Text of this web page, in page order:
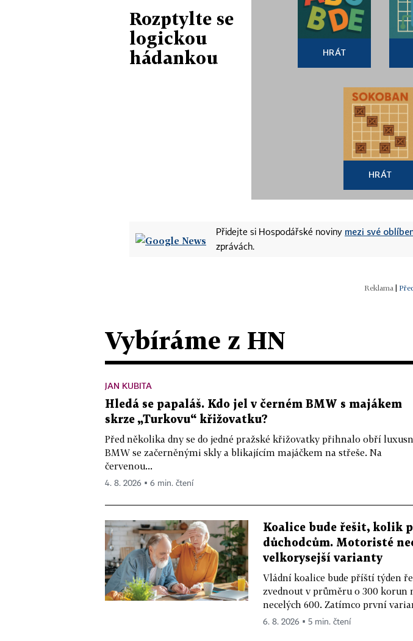
Rozptylte se
logickou
hádankou
HRÁT
HRÁT
Přidejte si Hospodářské noviny mezi své
zprávách.
|
Vybíráme z HN
JAN KUBITA
Hledá se papaláš. Kdo jel v černém BMW s majákem
skrze „Turkovu“ křižovatku?
Před několika dny se do jedné pražské křižovatky přihnalo obří
BMW se začerněnými skly a blikajícím majáčkem na střeše. Na
červenou...
4. 8. 2026 ▪ 6 min. čtení
Koalice bude řešit, kolik
důchodcům. Motoristé
velkorysejší varianty
Vládní koalice bude příští týden
zvednout v průměru o 300 korun
necelých 600. Zatímco první
6. 8. 2026 ▪ 5 min. čtení